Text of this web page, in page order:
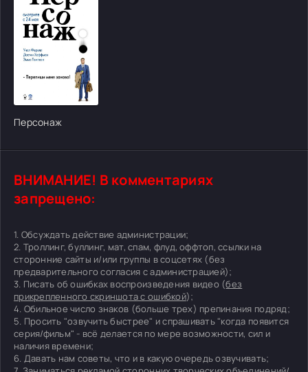
Персонаж
ВНИМАНИЕ! В комментариях
запрещено:
1. Обсуждать действие администрации;
2. Троллинг, буллинг, мат, спам, флуд, оффтоп, ссылки на
сторонние сайты и/или группы в соцсетях (без
предварительного согласия с администрацией);
3. Писать об ошибках воспроизведения видео (без
прикрепленного скриншота с ошибкой);
4. Обильное число знаков (больше трех) препинания подряд;
5. Просить "озвучить быстрее" и спрашивать "когда появится
серия/фильм" - всё делается по мере возможности, сил и
наличия времени;
6. Давать нам советы, что и в какую очередь озвучивать;